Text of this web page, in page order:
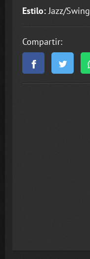
Estilo: Jazz/Swing
Compartir: